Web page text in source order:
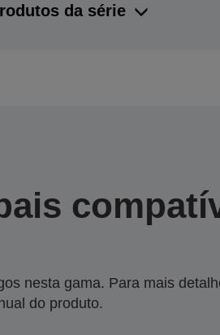
da série
nesta gama. Para mais
do produto.